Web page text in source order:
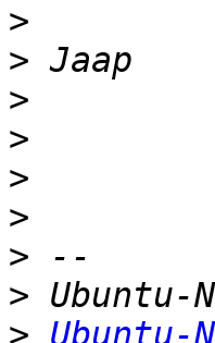
>
>
>
>
>
>
>
>
>